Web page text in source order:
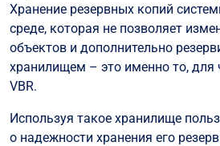
Хранение резервных копий
среде, которая не позволяет
объектов и дополнительно
хранилищем – это именно то, для
VBR.
Используя такое хранилище
о надежности хранения его